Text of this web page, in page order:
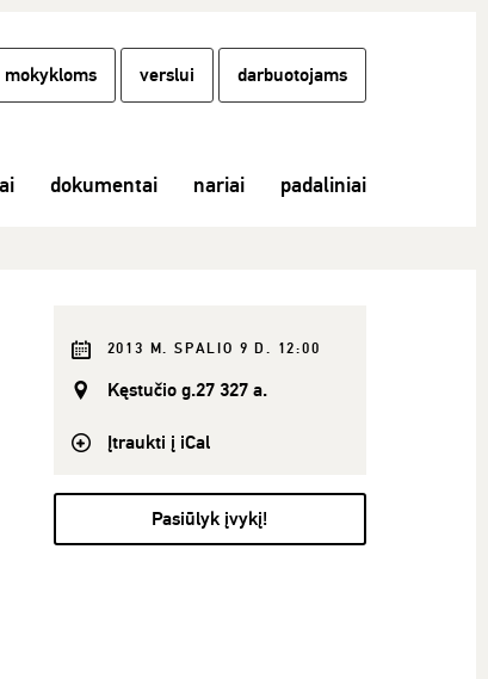
mokykloms verslui darbuotojams
dokumentai nariai padaliniai
2013 M. SPALIO 9 D. 12:00
Kęstučio g.27 327 a.
Įtraukti į iCal
Pasiūlyk įvykį!